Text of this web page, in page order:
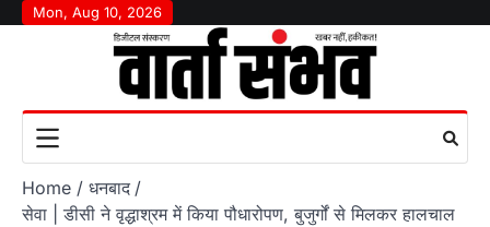
SkipMon, Aug 10, 2026
Home
धनबाद
सेवा | डीसी ने वृद्धाश्रम में किया पौधारोपण, बुजुर्गों से मिलकर हालचाल